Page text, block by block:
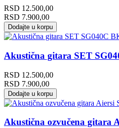
RSD 12.500,00
RSD 7.900,00
Dodajte u korpu
Akustična gitara SET
RSD 12.500,00
RSD 7.900,00
Dodajte u korpu
Akustična ozvučena gitara